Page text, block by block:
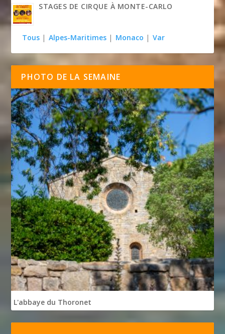
STAGES DE CIRQUE À MONTE-CARLO
Tous | Alpes-Maritimes | Monaco | Var
PHOTO DE LA SEMAINE
L'abbaye du Thoronet